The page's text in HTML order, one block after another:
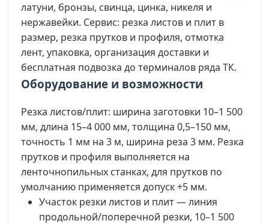
латуни, бронзы, свинца, цинка, никеля и
нержавейки. Сервис: резка листов и плит в
размер, резка прутков и профиля, отмотка
лент, упаковка, организация доставки и
бесплатная подвозка до терминалов ряда ТК.
Оборудование и возможности
Резка листов/плит: ширина заготовки 10–1 500
мм, длина 15–4 000 мм, толщина 0,5–150 мм,
точность 1 мм на 3 м, ширина реза 3 мм. Резка
прутков и профиля выполняется на
ленточнопильных станках, для прутков по
умолчанию применяется допуск +5 мм.
Участок резки листов и плит — линия
продольной/поперечной резки, 10–1 500